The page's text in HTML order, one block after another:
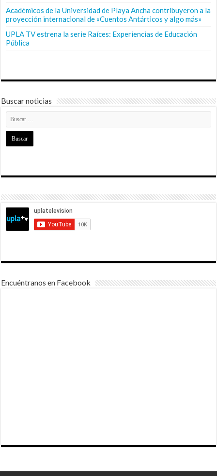
Académicos de la Universidad de Playa Ancha contribuyeron a la
proyección internacional de «Cuentos Antárticos y algo más»
UPLA TV estrena la serie Raíces: Experiencias de Educación
Pública
Buscar noticias
Encuéntranos en Facebook